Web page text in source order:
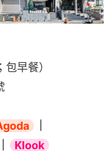
早餐）
Klook